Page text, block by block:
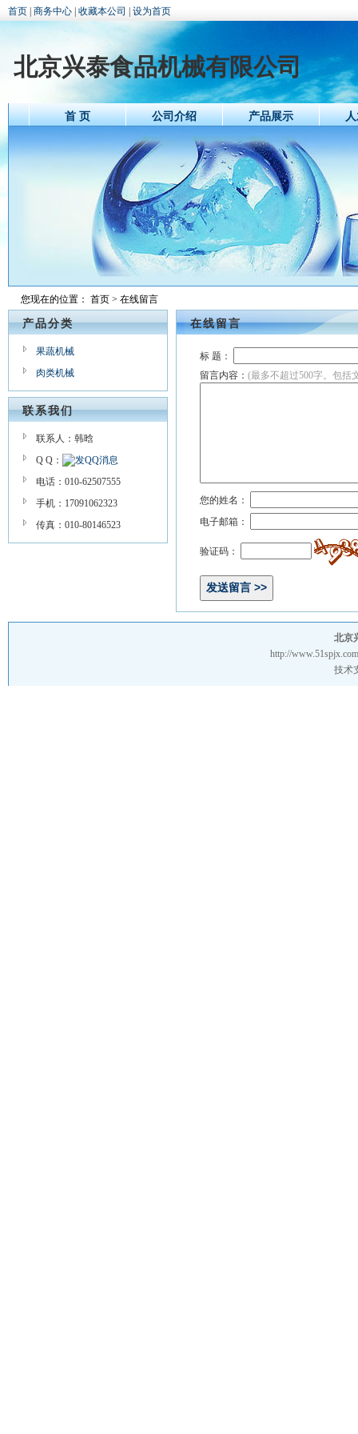
首页 商务中心 收藏本公司 设为首页
北京兴泰食品机械有限公司
首 页 公司介绍 产品展示
您现在的位置： 首页 > 在线留言
产品分类
果蔬机械
肉类机械
联系我们
联系人：韩晗
Q Q：
电话：010-62507555
手机：17091062323
传真：010-80146523
在线留言
标 题：
留言内容： (最多不超过500字。包括
您的姓名：
电子邮箱：
验证码：
北京
http://
技术